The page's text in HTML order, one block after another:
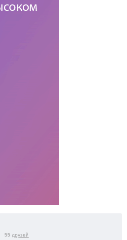
55 друзей